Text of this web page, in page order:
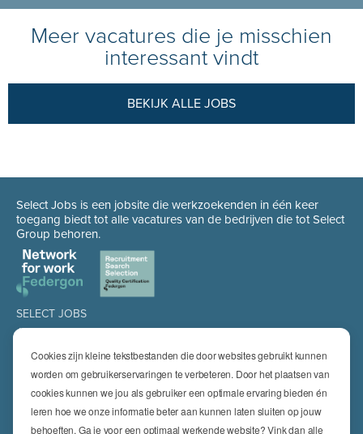
Cookies zijn kleine tekstbestanden die door websites gebruikt kunnen
worden om gebruikerservaringen te verbeteren. Door het plaatsen van
cookies kunnen we jou als gebruiker een optimale ervaring bieden én
leren hoe we onze informatie beter aan kunnen laten sluiten op jouw
behoeften. Ga je voor een optimaal werkende website? Vink dan alle
Meer vacatures die je misschien
interessant vindt
BEKIJK ALLE JOBS
Select Jobs is een jobsite die werkzoekenden in één keer
toegang biedt tot alle vacatures van de bedrijven die tot Select
Group behoren.
SELECT JOBS
Jobs
Job alert
SPECIALISATIES
Technics
High Technics & Engineering